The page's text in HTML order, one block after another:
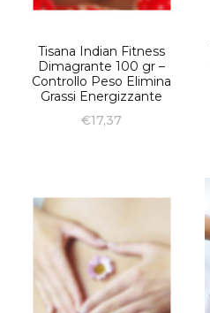
Tisana Indian Fitness
Dimagrante 100 gr –
Controllo Peso Elimina
Grassi Energizzante
€17,37